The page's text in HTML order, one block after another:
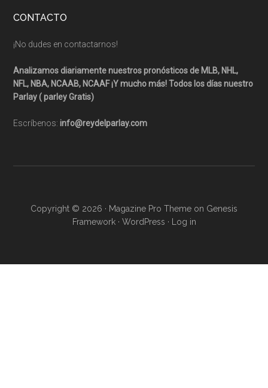
CONTACTO
¡No dudes en contactarnos!
Analizamos diariamente nuestros pronósticos de MLB, NHL,
NFL, NBA, NCAAB, NCAAF ¡Y mucho más! Todos los días nuestro
Parlay ( parley Gratis)
Escríbenos:info@reydelparlay.com
Copyright © 2026 · Magazine Pro Theme on Genesis
Framework· WordPress · Log in